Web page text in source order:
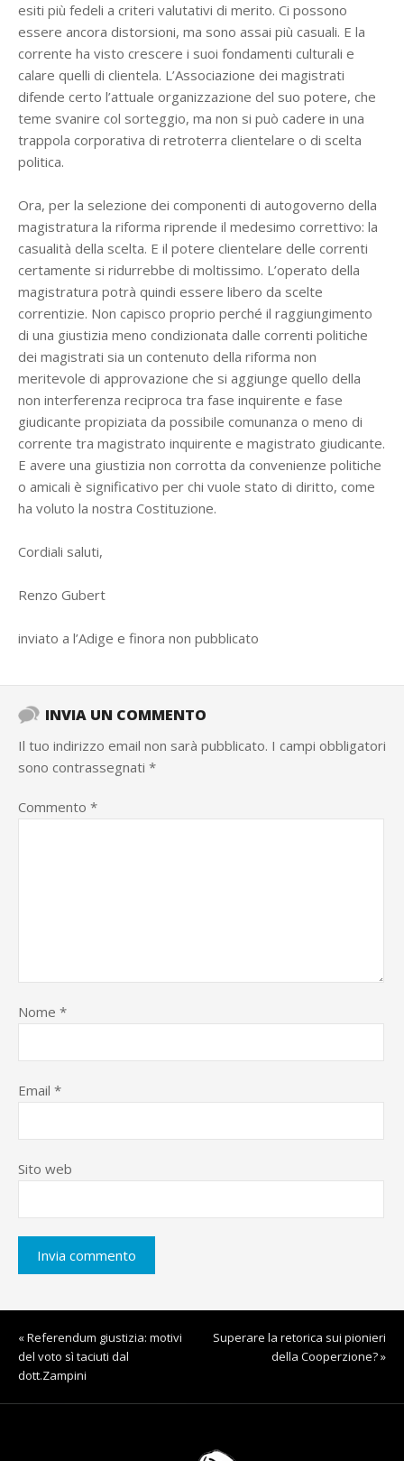
esiti più fedeli a criteri valutativi di merito. Ci possono
essere ancora distorsioni, ma sono assai più casuali. E la
corrente ha visto crescere i suoi fondamenti culturali e
calare quelli di clientela. L’Associazione dei magistrati
difende certo l’attuale organizzazione del suo potere, che
teme svanire col sorteggio, ma non si può cadere in una
trappola corporativa di retroterra clientelare o di scelta
politica.
Ora, per la selezione dei componenti di autogoverno della
magistratura la riforma riprende il medesimo correttivo: la
casualità della scelta. E il potere clientelare delle correnti
certamente si ridurrebbe di moltissimo. L’operato della
magistratura potrà quindi essere libero da scelte
correntizie. Non capisco proprio perché il raggiungimento
di una giustizia meno condizionata dalle correnti politiche
dei magistrati sia un contenuto della riforma non
meritevole di approvazione che si aggiunge quello della
non interferenza reciproca tra fase inquirente e fase
giudicante propiziata da possibile comunanza o meno di
corrente tra magistrato inquirente e magistrato giudicante.
E avere una giustizia non corrotta da convenienze politiche
o amicali è significativo per chi vuole stato di diritto, come
ha voluto la nostra Costituzione.
Cordiali saluti,
Renzo Gubert
inviato a l’Adige e finora non pubblicato
INVIA UN COMMENTO
Il tuo indirizzo email non sarà pubblicato. I campi obbligatori
sono contrassegnati *
Commento *
Nome *
Email *
Sito web
Superare la retorica sui pionieri
della Cooperzione? »
« Referendum giustizia: motivi
del voto sì taciuti dal
dott.Zampini